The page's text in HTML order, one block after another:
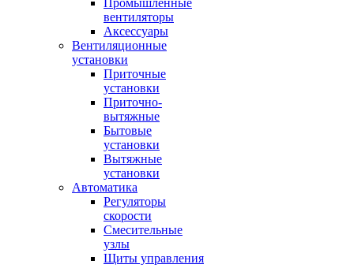
Промышленные
вентиляторы
Аксессуары
Вентиляционные
установки
Приточные
установки
Приточно-
вытяжные
Бытовые
установки
Вытяжные
установки
Автоматика
Регуляторы
скорости
Смесительные
узлы
Щиты управления